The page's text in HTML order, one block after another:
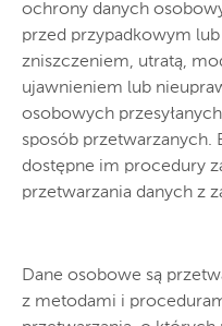
ochrony danych
przed przypadkowym
zniszczeniem, utratą,
ujawnieniem lub
osobowych
sposób przetwarzanych.
dostępne im procedury
przetwarzania danych z
Dane osobowe są
z metodami i